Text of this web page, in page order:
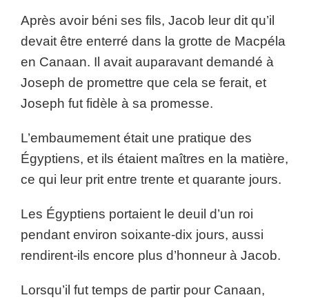
Après avoir béni ses fils, Jacob leur dit qu’il
devait être enterré dans la grotte de Macpéla
en Canaan. Il avait auparavant demandé à
Joseph de promettre que cela se ferait, et
Joseph fut fidèle à sa promesse.
L’embaumement était une pratique des
Égyptiens, et ils étaient maîtres en la matière,
ce qui leur prit entre trente et quarante jours.
Les Égyptiens portaient le deuil d’un roi
pendant environ soixante-dix jours, aussi
rendirent-ils encore plus d’honneur à Jacob.
Lorsqu’il fut temps de partir pour Canaan,